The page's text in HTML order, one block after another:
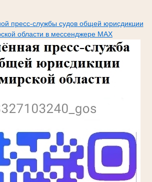
пресс-службы судов общей юрисдикции
области в мессенджере МАХ